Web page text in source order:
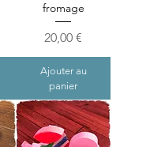
fromage
Prix
20,00 €
Ajouter au
panier